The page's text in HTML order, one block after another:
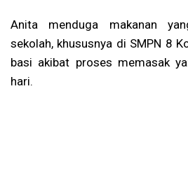
Anita menduga makanan
sekolah, khususnya di SMPN 8
basi akibat proses memasak
hari.